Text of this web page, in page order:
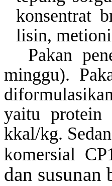
konsentrat
lisin,
Pakan
minggu).
yaitu protein
kkal/kg.
komersial
dan susunan